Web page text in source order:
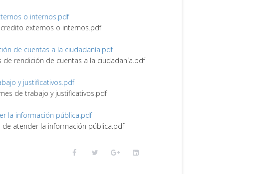
o internos.pdf
externos o internos.pdf
de cuentas a la ciudadanía.pdf
de rendición de cuentas a la ciudadanía.pdf
y justificativos.pdf
de trabajo y justificativos.pdf
la información pública.pdf
de atender la información pública.pdf